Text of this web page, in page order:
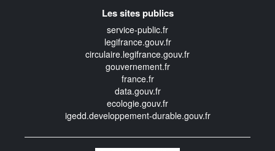
Les sites publics
service-public.fr
legifrance.gouv.fr
circulaire.legifrance.gouv.fr
gouvernement.fr
france.fr
data.gouv.fr
ecologie.gouv.fr
igedd.developpement-durable.gouv.fr